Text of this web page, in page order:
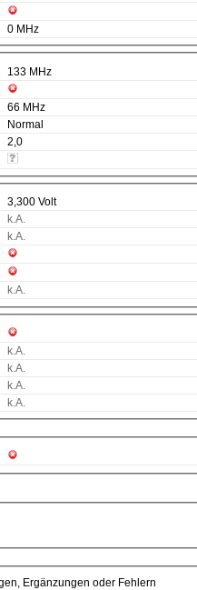
0 MHz
133 MHz
66 MHz
Normal
2,0
3,300 Volt
k.A.
k.A.
k.A.
k.A.
k.A.
k.A.
k.A.
Ergänzungen oder Fehlern